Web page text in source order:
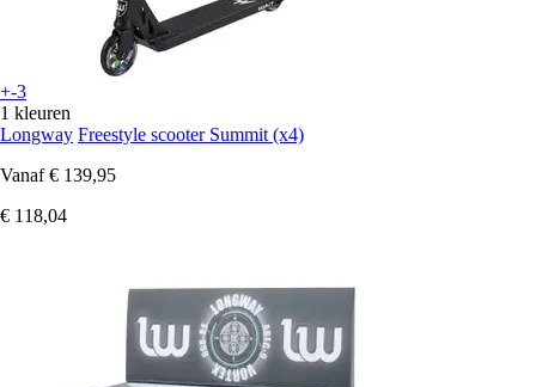
+-3
1 kleuren
Longway Freestyle scooter Summit (x4)
Vanaf € 139,95
€ 118,04